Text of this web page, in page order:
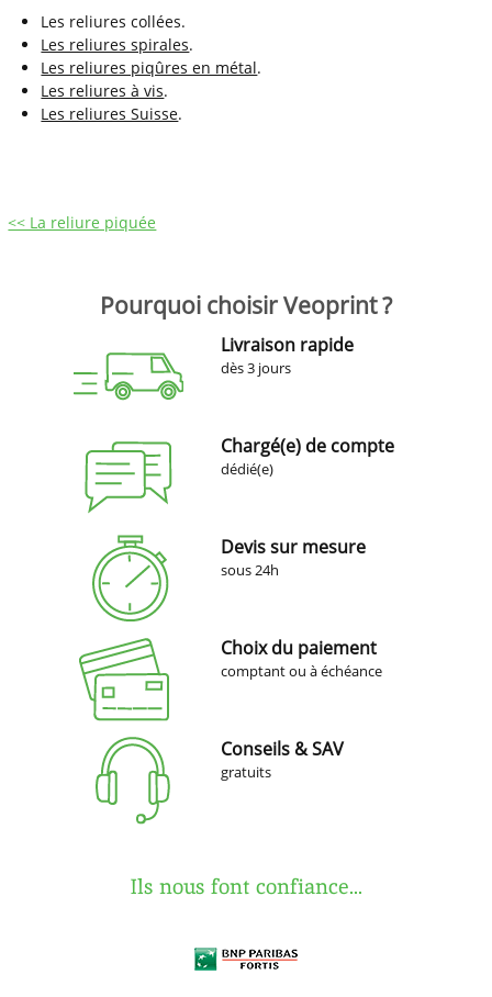
Les reliures collées.
Les reliures spirales.
Les reliures piqûres en métal.
Les reliures à vis.
Les reliures Suisse.
<< La reliure piquée
Pourquoi choisir Veoprint ?
Livraison rapide
dès 3 jours
Chargé(e) de compte
dédié(e)
Devis sur mesure
sous 24h
Choix du paiement
comptant ou à échéance
Conseils & SAV
gratuits
Ils nous font confiance...